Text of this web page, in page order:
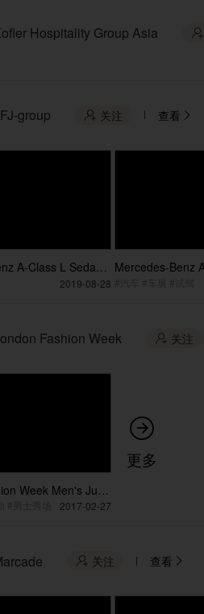
Hospitality Group Asia 
group  关注 查看 
A-Class L Sedan
Pop Store2019-08-28
Mercedes-Benz
Fashion Week  关注
Week Men's June
2017-02-27

更多
 关注 查看 